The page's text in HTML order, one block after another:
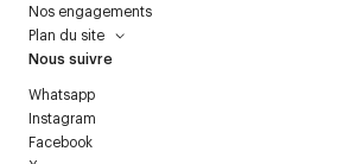
Nos engagements
Plan du site
Nous suivre
Whatsapp
Instagram
Facebook